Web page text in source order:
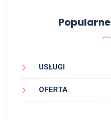
USŁUGI
OFERTA